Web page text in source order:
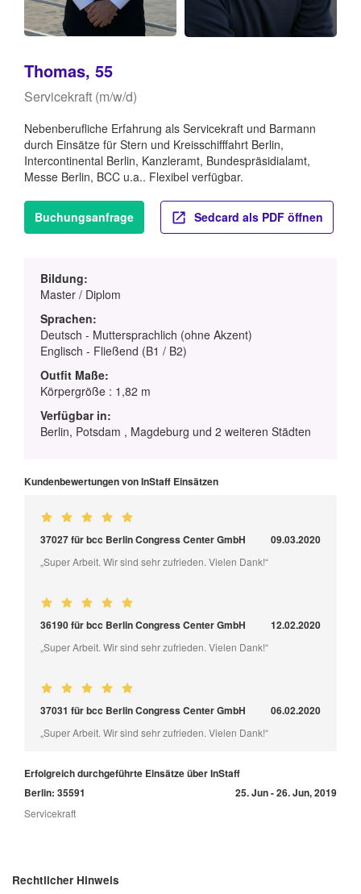
Thomas, 55
Servicekraft (m/w/d)
Nebenberufliche Erfahrung als Servicekraft und Barmann
durch Einsätze für Stern und Kreisschifffahrt Berlin,
Intercontinental Berlin, Kanzleramt, Bundespräsidialamt,
Messe Berlin, BCC u.a.. Flexibel verfügbar.
Buchungsanfrage Sedcard als PDF öffnen
Bildung:
Master / Diplom
Sprachen:
Deutsch - Muttersprachlich (ohne Akzent)
Englisch - Fließend (B1 / B2)
Outfit Maße:
Körpergröße : 1,82 m
Verfügbar in:
Berlin, Potsdam , Magdeburg und 2 weiteren Städten
Kundenbewertungen von InStaff Einsätzen
37027 für bcc Berlin Congress Center GmbH 09.03.2020
„Super Arbeit. Wir sind sehr zufrieden. Vielen Dank!“
36190 für bcc Berlin Congress Center GmbH 12.02.2020
„Super Arbeit. Wir sind sehr zufrieden. Vielen Dank!“
37031 für bcc Berlin Congress Center GmbH 06.02.2020
„Super Arbeit. Wir sind sehr zufrieden. Vielen Dank!“
Erfolgreich durchgeführte Einsätze über InStaff
Berlin: 35591
25. Jun - 26. Jun, 2019
Servicekraft
Rechtlicher Hinweis